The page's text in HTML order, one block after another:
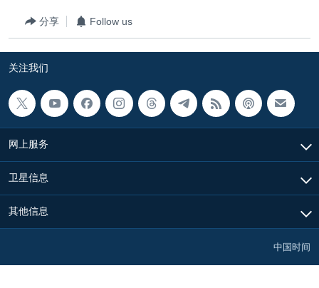
美洲
全球议题
劳工
环境
美中关系
美国建国250周年
埃博拉疫情
美国之音专访
重要讲话与声明
南中国海争端
关注西藏
关注新疆
中文广播
关注我们
其他语言网站
分享 Follow us
关注我们
网上服务
卫星信息
其他信息
中国时间